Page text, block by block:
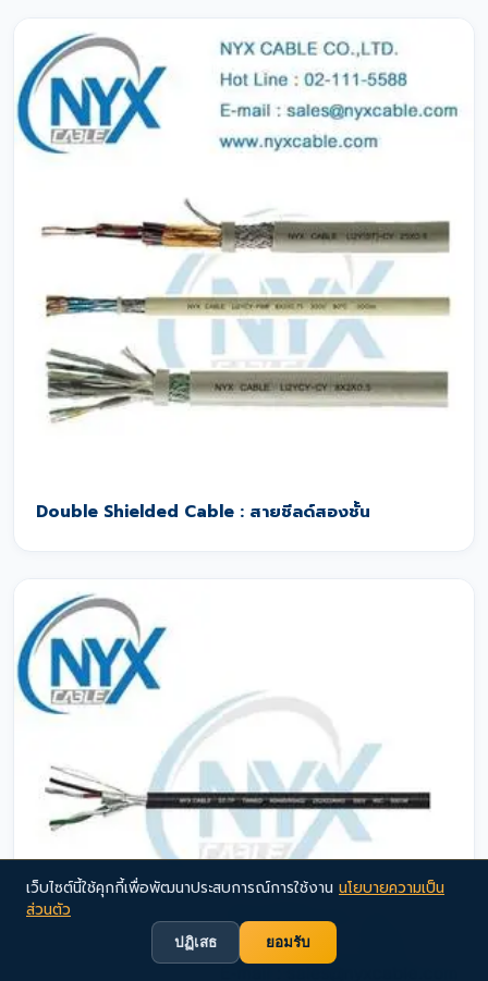
Double Shielded Cable : สายชีลด์สองชั้น
เว็บไซต์นี้ใช้คุกกี้เพื่อพัฒนาประสบการณ์การใช้งาน นโยบายความเป็น
ส่วนตัว
ปฏิเสธ ยอมรับ